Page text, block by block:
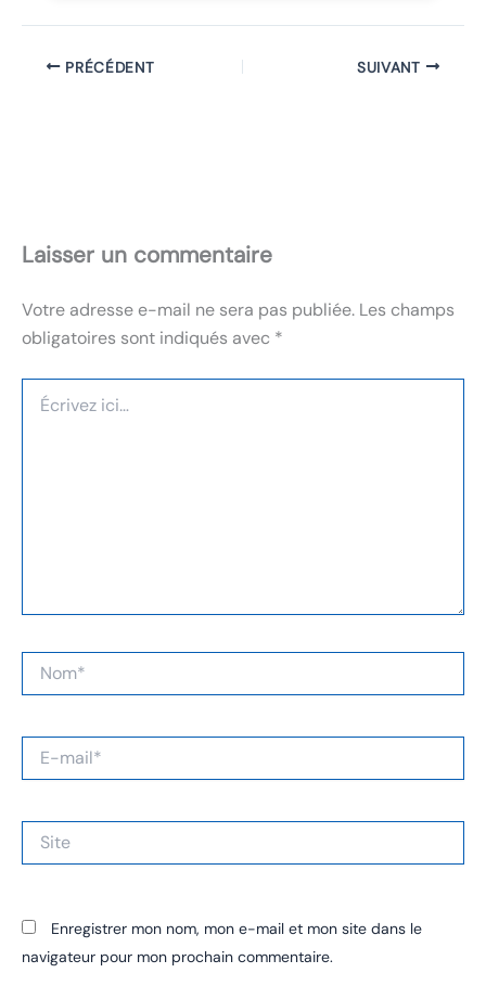
PRÉCÉDENT SUIVANT
Laisser un commentaire
Votre adresse e-mail ne sera pas publiée. Les champs
obligatoires sont indiqués avec *
ici…
mail*
Site
Enregistrer mon nom, mon e-mail et mon site dans le
navigateur pour mon prochain commentaire.